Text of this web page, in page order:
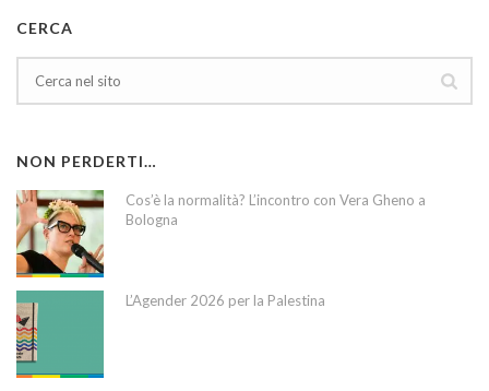
CERCA
NON PERDERTI…
Cos’è la normalità? L’incontro con Vera Gheno a
Bologna
L’Agender 2026 per la Palestina